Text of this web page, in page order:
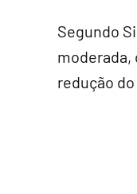
Segundo
moderada,
redução